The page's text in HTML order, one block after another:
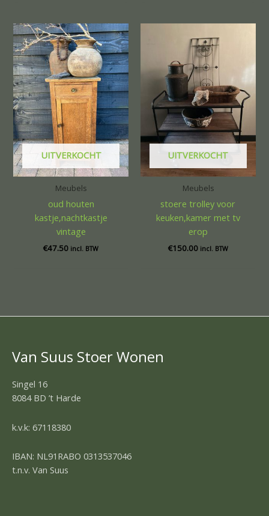
UITVERKOCHT
Meubels
oud houten
kastje,nachtkastje
vintage
€47.50 incl. BTW
UITVERKOCHT
Meubels
stoere trolley voor
keuken,kamer met tv
erop
€150.00 incl. BTW
Van Suus Stoer Wonen
Singel 16
8084 BD ’t Harde
k.v.k: 67118380
IBAN: NL91RABO 0313537046
t.n.v. Van Suus